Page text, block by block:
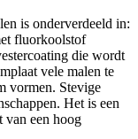
is onderverdeeld in:
fluorkoolstof
die wordt
vele malen te
vormen. Stevige
Het is een
van een hoog